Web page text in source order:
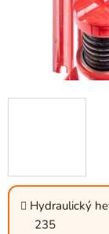
Hydraulický
235